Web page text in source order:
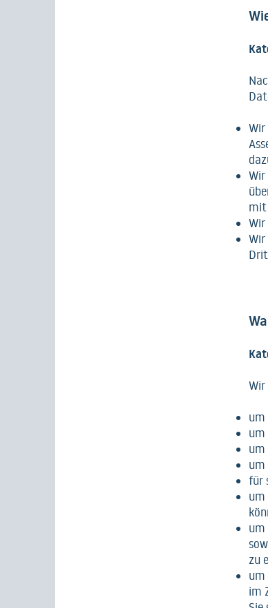
Wir
Wir
mit
Wir
Wir
Wir
um
um
um
um
für
um
um
zu
um
im